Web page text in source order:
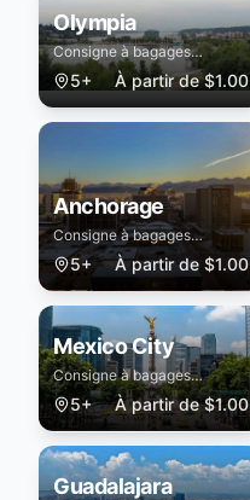
Olympia
Consigne à bagages
sécurisée à Olympia
5+ À partir de $1.00
Anchorage
Consigne à bagages
sécurisée à Anchorage
5+ À partir de $1.00
Mexico City
Consigne à bagages
sécurisée à Mexico City
5+ À partir de $1.00
Guadalajara